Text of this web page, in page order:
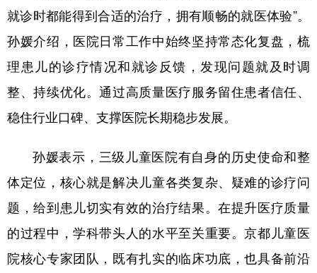
就诊时都能得到合适的治疗，拥有顺畅的就医体验”。
孙媛介绍，医院日常工作中始终坚持常态化复盘，梳
理患儿的诊疗情况和就诊反馈，发现问题就及时调
整、持续优化。通过高质量医疗服务留住患者信任、
稳住行业口碑、支撑医院长期稳步发展。
孙媛表示，三级儿童医院有自身的历史使命和整
体定位，核心就是解决儿童各类复杂、疑难的诊疗问
题，给到患儿切实有效的治疗结果。在提升医疗质量
的过程中，学科带头人的水平至关重要。京都儿童医
院核心专家团队，既有扎实的临床功底，也具备前沿